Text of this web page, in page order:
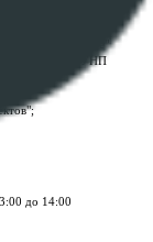
, УНП
до 14:00